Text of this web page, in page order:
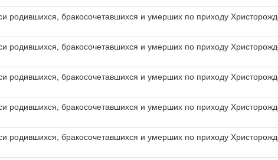
родившихся, бракосочетавшихся и умерших по приходу
родившихся, бракосочетавшихся и умерших по приходу
родившихся, бракосочетавшихся и умерших по приходу
родившихся, бракосочетавшихся и умерших по приходу
родившихся, бракосочетавшихся и умерших по приходу